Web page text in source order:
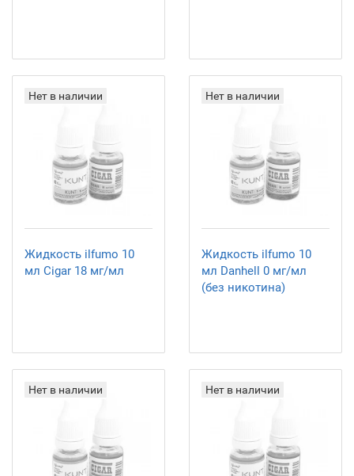
Нет в наличии
Жидкость ilfumo 10
мл Cigar 18 мг/мл
Нет в наличии
Жидкость ilfumo 10
мл Danhell 0 мг/мл
(без никотина)
Нет в наличии Нет в наличии